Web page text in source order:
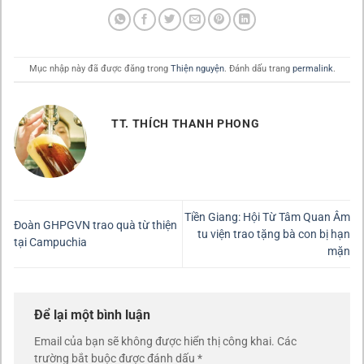
Mục nhập này đã được đăng trong Thiện nguyện. Đánh dấu trang permalink.
TT. THÍCH THANH PHONG
Đoàn GHPGVN trao quà từ thiện
tại Campuchia
Tiền Giang: Hội Từ Tâm Quan Âm
tu viện trao tặng bà con bị hạn
mặn
Để lại một bình luận
Email của bạn sẽ không được hiển thị công khai. Các
trường bắt buộc được đánh dấu *